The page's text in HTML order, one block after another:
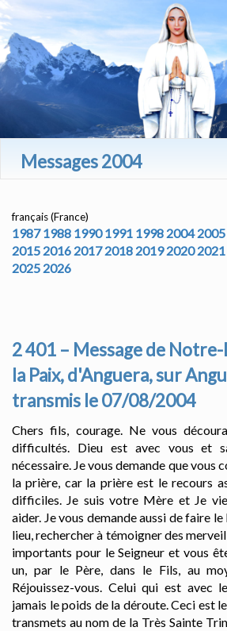
Messages 2004
français (France)
1987 1988 1990 1991 1998 2004 2005
2015 2016 2017 2018 2019 2020 2021
2025 2026
2 401 – Message de
la Paix, d'Anguera, sur
transmis le 07/08/2004
Chers fils, courage. Ne vous
difficultés. Dieu est avec vous et
nécessaire. Je vous demande que vous
la prière, car la prière est le recours
difficiles. Je suis votre Mère et Je
aider. Je vous demande aussi de faire
lieu, rechercher à témoigner des
importants pour le Seigneur et vous
un, par le Père, dans le Fils, au
Réjouissez-vous. Celui qui est avec
jamais le poids de la déroute. Ceci est
transmets au nom de la Très Sainte